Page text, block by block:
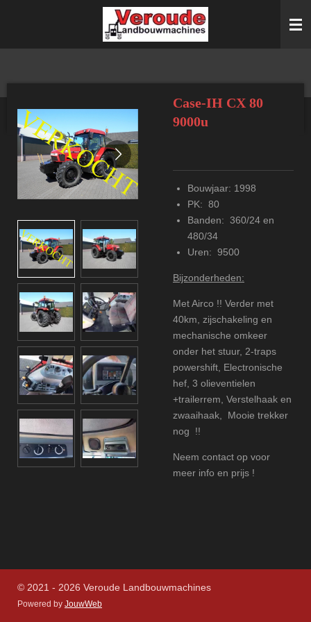
Case-IH CX 80
9000u
Bouwjaar: 1998
PK: 80
Banden: 360/24 en
480/34
Uren: 9500
Bijzonderheden:
Met Airco !! Verder met
40km, zijschakeling en
mechanische omkeer
onder het stuur, 2-traps
powershift, Electronische
hef, 3 olieventielen
+trailerrem, Verstelhaak en
zwaaihaak, Mooie trekker
nog !!
Neem contact op voor
meer info en prijs !
© 2021 - 2026 Veroude Landbouwmachines
Powered by JouwWeb